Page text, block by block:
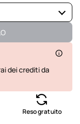
Disponibile
articoli simili
dei crediti da
Reso gratuito